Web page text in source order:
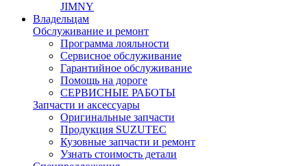
JIMNY
Владельцам
Обслуживание и ремонт
Программа лояльности
Сервисное обслуживание
Гарантийное обслуживание
Помощь на дороге
СЕРВИСНЫЕ РАБОТЫ
Запчасти и аксессуары
Оригинальные запчасти
Продукция SUZUTEC
Кузовные запчасти и ремонт
Узнать стоимость детали